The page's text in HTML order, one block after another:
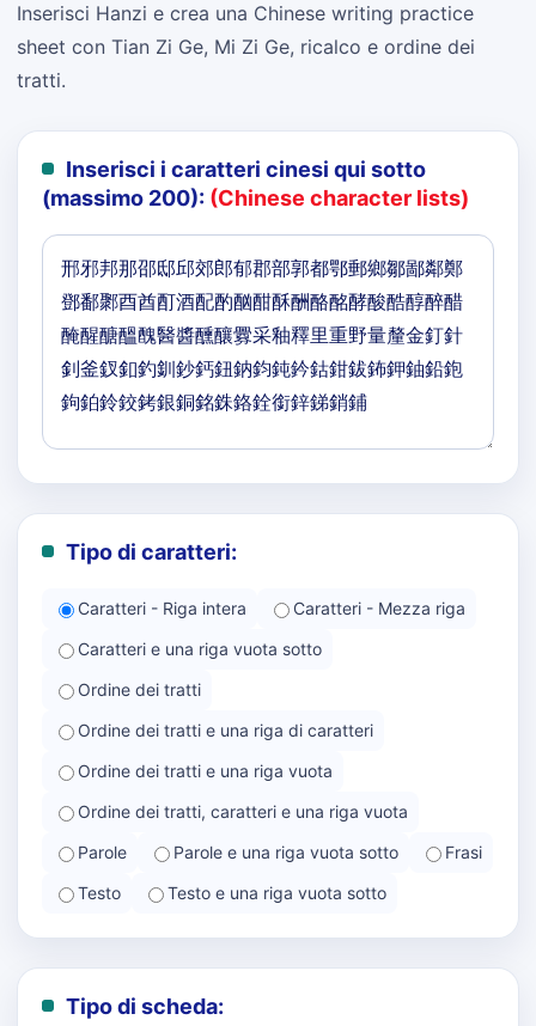
Inserisci Hanzi e crea una Chinese writing practice
sheet con Tian Zi Ge, Mi Zi Ge, ricalco e ordine dei
tratti.
Inserisci i caratteri cinesi qui sotto
(massimo 200): (Chinese character lists)
Tipo di caratteri:
Caratteri - Riga intera
Caratteri - Mezza riga
Caratteri e una riga vuota sotto
Ordine dei tratti
Ordine dei tratti e una riga di caratteri
Ordine dei tratti e una riga vuota
Ordine dei tratti, caratteri e una riga vuota
Parole
Parole e una riga vuota sotto
Frasi
Testo
Testo e una riga vuota sotto
Tipo di scheda: